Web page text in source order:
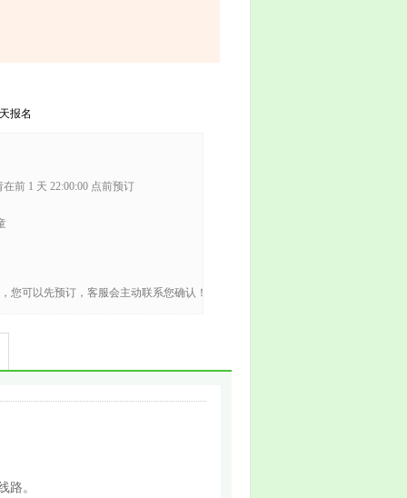
天报名
在前 1 天 22:00:00 点前预订
您可以先预订，客服会主动联系您确认！
路。